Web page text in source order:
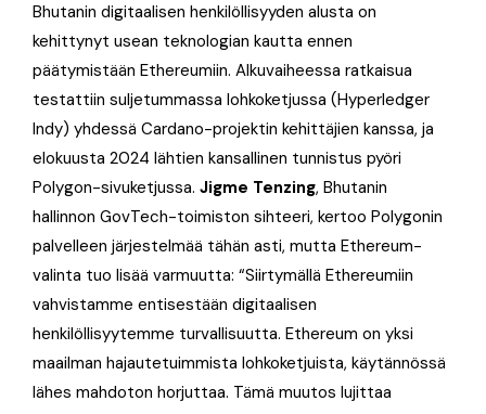
Bhutanin digitaalisen henkilöllisyyden alusta on
kehittynyt usean teknologian kautta ennen
päätymistään Ethereumiin. Alkuvaiheessa ratkaisua
testattiin suljetummassa lohkoketjussa (Hyperledger
Indy) yhdessä Cardano-projektin kehittäjien kanssa, ja
elokuusta 2024 lähtien kansallinen tunnistus pyöri
Polygon-sivuketjussa. Jigme Tenzing, Bhutanin
hallinnon GovTech-toimiston sihteeri, kertoo Polygonin
palvelleen järjestelmää tähän asti, mutta Ethereum-
valinta tuo lisää varmuutta: “Siirtymällä Ethereumiin
vahvistamme entisestään digitaalisen
henkilöllisyytemme turvallisuutta. Ethereum on yksi
maailman hajautetuimmista lohkoketjuista, käytännössä
lähes mahdoton horjuttaa. Tämä muutos lujittaa